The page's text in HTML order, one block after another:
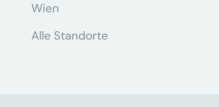
Wien
Alle Standorte